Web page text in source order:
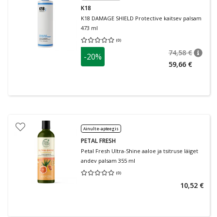
K18
K18 DAMAGE SHIELD Protective kaitsev palsam
473 ml
(0)
Keskmine hinnang 0.00
-20% 74,58 €
59,66 €
Ainult e-apteegis
PETAL FRESH
Petal Fresh Ultra-Shine aaloe ja tsitruse läiget
andev palsam 355 ml
(0)
Keskmine hinnang 0.00
10,52 €